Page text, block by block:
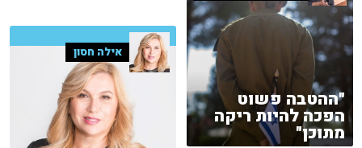
"ההטבה פשוט
הפכה להיות ריקה
מתוכן"
אילה חסון